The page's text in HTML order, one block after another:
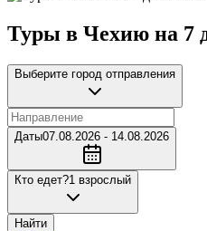
Туры в Чехию на 7
Выберите город отправления
Даты07.08.2026 - 14.08.2026
Кто едет?1 взрослый
Найти